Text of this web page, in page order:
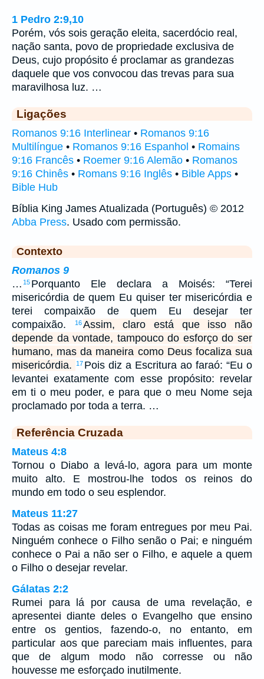
1 Pedro 2:9,10
Porém, vós sois geração eleita, sacerdócio real,
nação santa, povo de propriedade exclusiva de
Deus, cujo propósito é proclamar as grandezas
daquele que vos convocou das trevas para sua
maravilhosa luz. …
Ligações
Romanos 9:16 Interlinear • Romanos 9:16
Multilíngue • Romanos 9:16 Espanhol • Romains
9:16 Francês • Roemer 9:16 Alemão • Romanos
9:16 Chinês • Romans 9:16 Inglês • Bible Apps •
Bible Hub
Bíblia King James Atualizada (Português) © 2012
Abba Press. Usado com permissão.
Contexto
Romanos 9
… 15 Porquanto Ele declara a Moisés: “Terei
misericórdia de quem Eu quiser ter misericórdia e
terei compaixão de quem Eu desejar ter
compaixão.
16Assim, claro está que isso não
depende da vontade, tampouco do esforço do ser
humano, mas da maneira como Deus focaliza sua
misericórdia.
17 Pois diz a Escritura ao faraó: “Eu o
levantei exatamente com esse propósito: revelar
em ti o meu poder, e para que o meu Nome seja
proclamado por toda a terra. …
Referência Cruzada
Mateus 4:8
Tornou o Diabo a levá-lo, agora para um monte
muito alto. E mostrou-lhe todos os reinos do
mundo em todo o seu esplendor.
Mateus 11:27
Todas as coisas me foram entregues por meu Pai.
Ninguém conhece o Filho senão o Pai; e ninguém
conhece o Pai a não ser o Filho, e aquele a quem
o Filho o desejar revelar.
Gálatas 2:2
Rumei para lá por causa de uma revelação, e
apresentei diante deles o Evangelho que ensino
entre os gentios, fazendo-o, no entanto, em
particular aos que pareciam mais influentes, para
que de algum modo não corresse ou não
houvesse me esforçado inutilmente.